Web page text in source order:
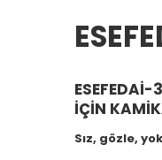
TR
ESEFEDAİ-
IÇIN
Sız, gözle,